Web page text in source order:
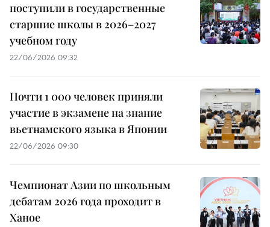
поступили в государственные
старшие школы в 2026–2027
учебном году
22/06/2026 09:32
Почти 1 000 человек приняли
участие в экзамене на знание
вьетнамского языка в Японии
22/06/2026 09:30
Чемпионат Азии по школьным
дебатам 2026 года проходит в
Ханое